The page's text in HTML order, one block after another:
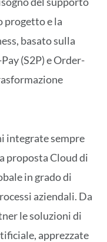
progetto e la
basato sulla
(S2P) e Order-
integrate sempre
proposta Cloud di
in grado di
aziendali. Da
le soluzioni di
apprezzate